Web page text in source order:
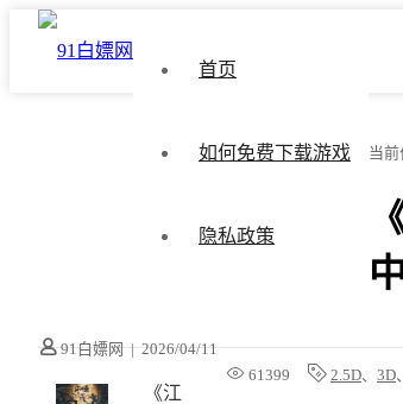
首页
如何免费下载游戏
隐私政策
当前
91白嫖网 | 2026/04/11
61399
2.5D、 3D、
《江